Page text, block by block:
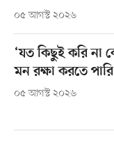
০৫ আগস্ট ২০২৬
‘যত কিছুই করি না
মন রক্ষা করতে পারি
০৫ আগস্ট ২০২৬